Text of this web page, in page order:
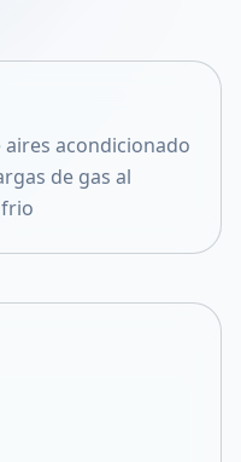
acondicionado
de gas al